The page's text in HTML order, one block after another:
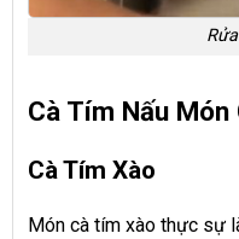
Cà Tím Nấu Món
Cà Tím Xào
Món cà tím xào thực sự